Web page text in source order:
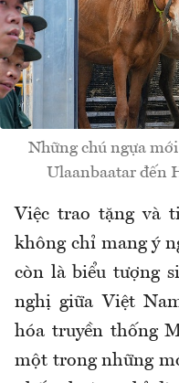
Những chú ngựa
Ulaanbaatar đến
Việc trao tặng và
không chỉ mang ý
còn là biểu tượng
nghị giữa Việt
hóa truyền thống
một trong những